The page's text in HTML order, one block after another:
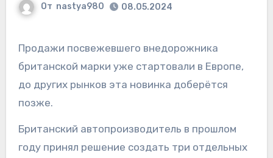
От nastya980 08.05.2024
Продажи посвежевшего внедорожника
британской марки уже стартовали в Европе,
до других рынков эта новинка доберётся
позже.
Британский автопроизводитель в прошлом
году принял решение создать три отдельных